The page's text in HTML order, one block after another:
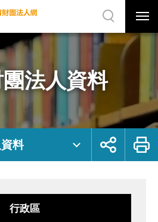
選
單
關
網
站
尋
法人資料
料
展
鈕
列
行政區